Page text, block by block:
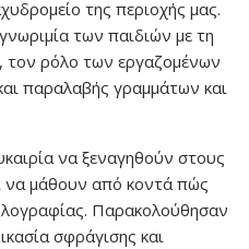
της περιοχής μας.
των παιδιών με τη
τον ρόλο των εργαζομένων
παραλαβής γραμμάτων και
να ξεναγηθούν στους
να μάθουν από κοντά πώς
Παρακολούθησαν
σφράγισης και